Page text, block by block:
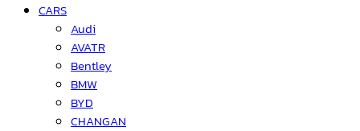
CARS
Audi
AVATR
Bentley
BMW
BYD
CHANGAN